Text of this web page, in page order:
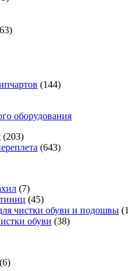
(144)
оборудования
(203)
(643)
(7)
(45)
чистки обуви и подошвы
обуви (38)
(6)